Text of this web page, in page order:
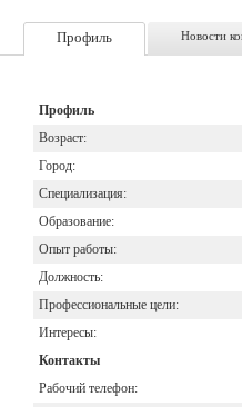
Профиль Новости
Профиль
Возраст:
Город:
Специализация:
Образование:
Опыт работы:
Должность:
Профессиональные цели:
Интересы:
Контакты
Рабочий телефон: